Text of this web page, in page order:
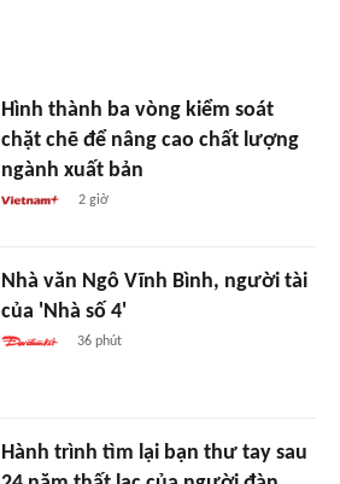
Hình thành ba vòng kiểm soát
chặt chẽ để nâng cao chất lượng
ngành xuất bản
2 giờ
Nhà văn Ngô Vĩnh Bình, người tài
của 'Nhà số 4'
36 phút
Hành trình tìm lại bạn thư tay sau